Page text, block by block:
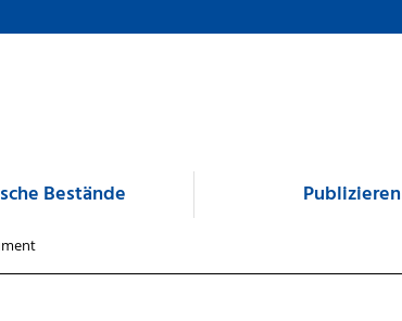
Bestände Publizieren